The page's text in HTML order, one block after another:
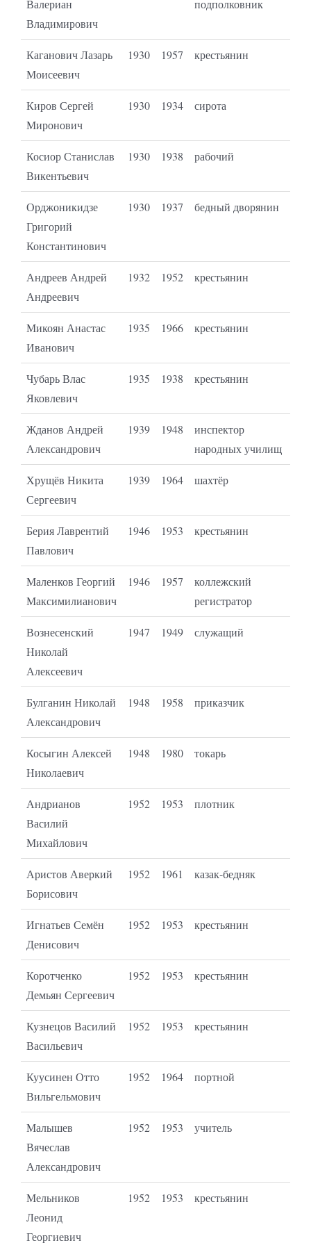
Валериан
Владимирович
подполковник
Каганович Лазарь
Моисеевич
1930 1957 крестьянин
Киров Сергей
Миронович
1930 1934 сирота
Косиор Станислав
Викентьевич
1930 1938 рабочий
Орджоникидзе
Григорий
Константинович
1930 1937 бедный дворянин
Андреев Андрей
Андреевич
1932 1952 крестьянин
Микоян Анастас
Иванович
1935 1966 крестьянин
Чубарь Влас
Яковлевич
1935 1938 крестьянин
Жданов Андрей
Александрович
1939 1948
инспектор
народных училищ
Хрущёв Никита
Сергеевич
1939 1964 шахтёр
Берия Лаврентий
Павлович
1946 1953 крестьянин
Маленков Георгий
Максимилианович
1946 1957
коллежский
регистратор
Вознесенский
Николай
Алексеевич
1947 1949 служащий
Булганин Николай
Александрович
1948 1958 приказчик
Косыгин Алексей
Николаевич
1948 1980 токарь
Андрианов
Василий
Михайлович
1952 1953 плотник
Аристов Аверкий
Борисович
1952 1961 казак-бедняк
Игнатьев Семён
Денисович
1952 1953 крестьянин
Коротченко
Демьян Сергеевич
1952 1953 крестьянин
Кузнецов Василий
Васильевич
1952 1953 крестьянин
Куусинен Отто
Вильгельмович
1952 1964 портной
Малышев
Вячеслав
Александрович
1952 1953 учитель
Мельников
Леонид
Георгиевич
1952 1953 крестьянин